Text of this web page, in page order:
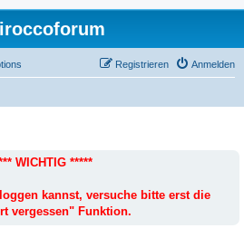
Anmelden
Registrieren
WICHTIG *****
kannst, versuche bitte erst die
vergessen" Funktion.